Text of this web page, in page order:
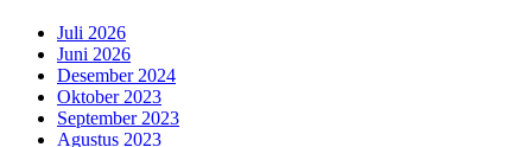
Juli 2026
Juni 2026
Desember 2024
Oktober 2023
September 2023
Agustus 2023